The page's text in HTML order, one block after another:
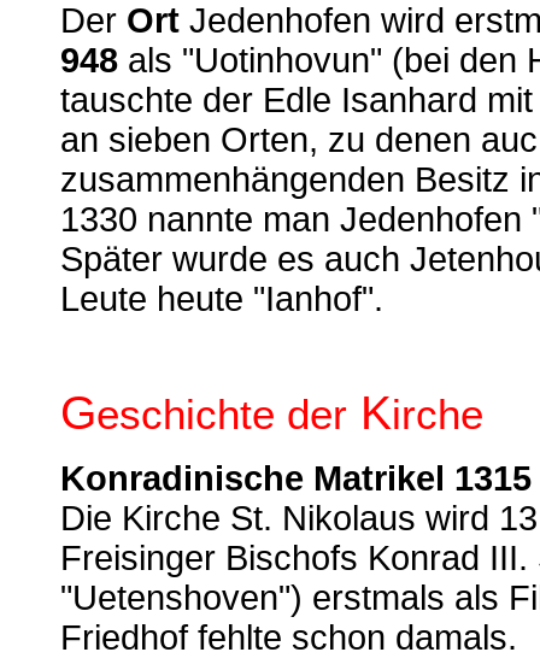
Der Ort Jedenhofen wird
948 als "Uotinhovun" (bei den
tauschte der Edle Isanhard
an sieben Orten, zu denen
zusammenhängenden Besitz
1330 nannte man Jedenhofen
Später wurde es auch
Leute heute "Ianhof".
Geschichte der Kirche
Konradinische Matrikel 1315
Die Kirche St. Nikolaus wird
Freisinger Bischofs Konrad
"Uetenshoven") erstmals als
Friedhof fehlte schon damals.